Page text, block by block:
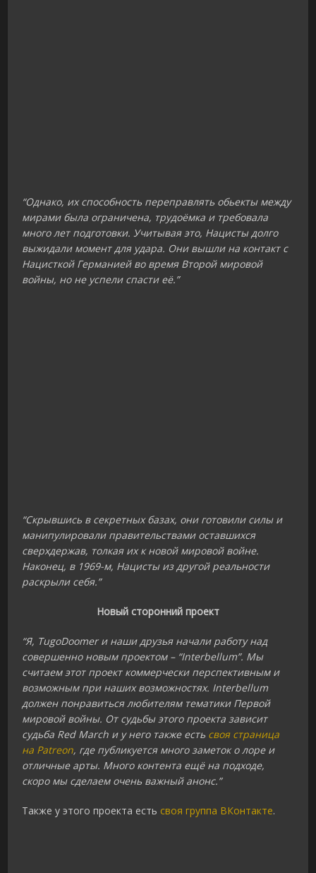
“Однако, их способность переправлять обьекты между
мирами была ограничена, трудоёмка и требовала
много лет подготовки. Учитывая это, Нацисты долго
выжидали момент для удара. Они вышли на контакт с
Нацисткой Германией во время Второй мировой
войны, но не успели спасти её.”
“Скрывшись в секретных базах, они готовили силы и
манипулировали правительствами оставшихся
сверхдержав, толкая их к новой мировой войне.
Наконец, в 1969-м, Нацисты из другой реальности
раскрыли себя.”
Новый сторонний проект
“Я, TugoDoomer и наши друзья начали работу над
совершенно новым проектом – “Interbellum”. Мы
считаем этот проект коммерчески перспективным и
возможным при наших возможностях. Interbellum
должен понравиться любителям тематики Первой
мировой войны. От судьбы этого проекта зависит
судьба Red March и у него также есть своя страница
на Patreon, где публикуется много заметок о лоре и
отличные арты. Много контента ещё на подходе,
скоро мы сделаем очень важный анонс.”
Также у этого проекта есть своя группа ВКонтакте.